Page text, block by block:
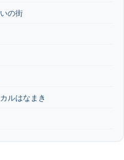
の街
ルはなまき